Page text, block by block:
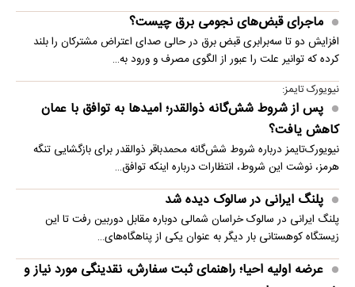
ماجرای قبض‌های نجومی برق چیست؟
افزایش دو تا سه‌برابری قبض برق در حالی صدای اعتراض مشترکان را بلند
کرده که توانیر علت را عبور از الگوی مصرف و ورود به…
نیویورک تایمز:
پس از شروط شش‌گانه ذوالقدر؛ امیدها به توافق با عمان
کاهش یافت؟
نیویورک‌تایمز درباره شروط شش‌گانه محمدباقر ذوالقدر برای بازگشایی تنگه
هرمز، نوشت این شروط، انتظارات درباره اینکه توافق…
پلنگ ایرانی در سالوک دیده شد
پلنگ ایرانی در سالوک خراسان شمالی دوباره مقابل دوربین رفت تا این
زیستگاه کوهستانی بار دیگر به عنوان یکی از پناهگاه‌های…
عرضه اولیه احیا؛ راهنمای ثبت سفارش، نقدینگی مورد نیاز و